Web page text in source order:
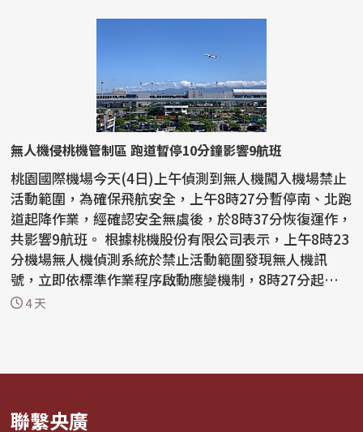
無人機侵桃機管制區 跑道暫停10分鐘影響9航班
桃園國際機場今天(4日)上午偵測到無人機闖入機場禁止
活動範圍，為確保飛航安全，上午8時27分暫停南、北跑
道起降作業，經確認安全無虞後，於8時37分恢復運作，
共影響9航班。 根據桃機股份有限公司表示，上午8時23
分機場無人機偵測系統於禁止活動範圍發現無人機訊
號，立即依標準作業程序啟動應變機制，8時27分起暫停
南、...
4 天
聯繫央廣